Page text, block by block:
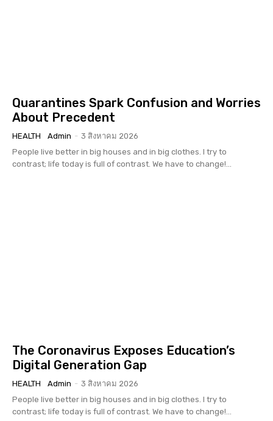
Quarantines Spark Confusion and Worries
About Precedent
HEALTH Admin - 3 สิงหาคม 2026
People live better in big houses and in big clothes. I try to
contrast; life today is full of contrast. We have to change!...
The Coronavirus Exposes Education’s
Digital Generation Gap
HEALTH Admin - 3 สิงหาคม 2026
People live better in big houses and in big clothes. I try to
contrast; life today is full of contrast. We have to change!...